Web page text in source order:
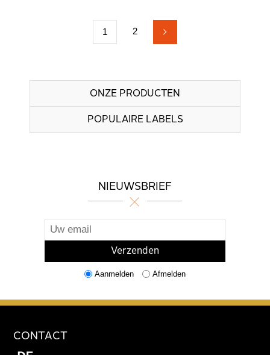
1 2
ONZE PRODUCTEN
POPULAIRE LABELS
NIEUWSBRIEF
Aanmelden Afmelden
CONTACT